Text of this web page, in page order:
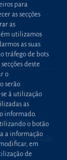
phishing
de contratação
para
as secções
as
utilizamos
as suas
tráfego de bots
deste
o
serão
se à utilização
as
informado.
o botão
a informação
em
de